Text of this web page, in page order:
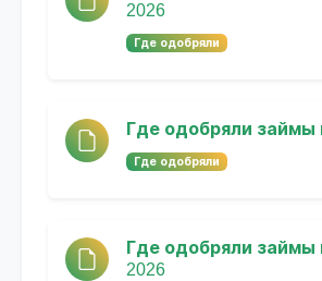
2026
Где одобряли
Где одобряли займы
Где одобряли
Где одобряли займы
2026